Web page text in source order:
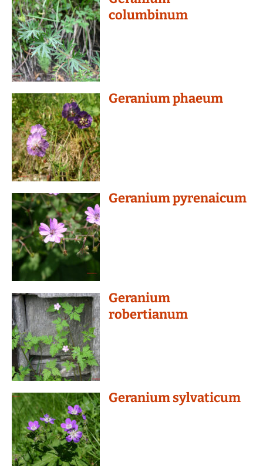
columbinum
Geranium phaeum
Geranium pyrenaicum
Geranium
robertianum
Geranium sylvaticum